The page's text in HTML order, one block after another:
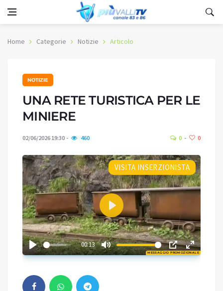
Home Categorie Notizie Articolo
NOTIZIE
UNA RETE TURISTICA PER LE
MINIERE
02/06/2026 19:30 460 0 0
MESSAGGIO PROMOZIONALE
VISITA INSERZIONISTA
00:13
Play
03:03